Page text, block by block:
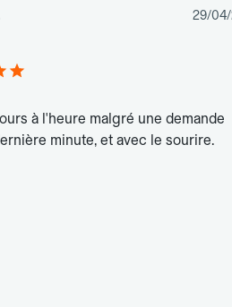
29/
à l'heure malgré une demande
minute, et avec le sourire.